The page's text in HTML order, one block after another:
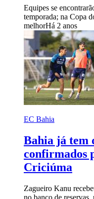
Equipes se
temporada; na Copa
melhorHá 2 anos
EC Bahia
Bahia já tem
confirmados
Criciúma
Zagueiro Kanu